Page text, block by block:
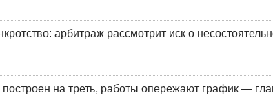
арбитраж рассмотрит иск о
на треть, работы опережают график —